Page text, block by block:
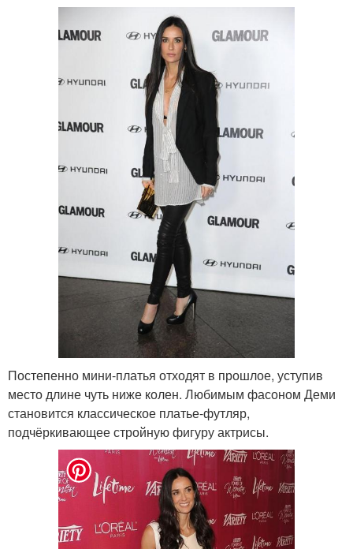
Постепенно мини-платья отходят в прошлое, уступив
место длине чуть ниже колен. Любимым фасоном Деми
становится классическое платье-футляр,
подчёркивающее стройную фигуру актрисы.